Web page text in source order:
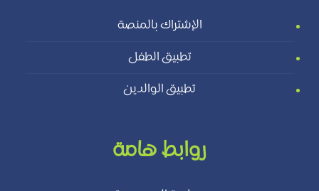
الإشتراك بالمنصة
تطبيق الطفل
تطبيق الوالدين
روابط هامة